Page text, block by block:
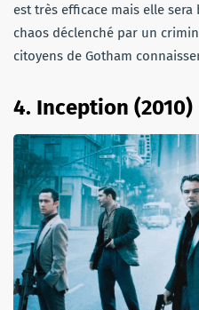
est très efficace mais elle
chaos déclenché par un
citoyens de Gotham
4. Inception (2010)